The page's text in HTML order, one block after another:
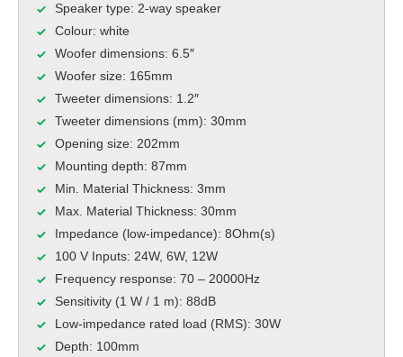
Speaker type: 2-way speaker
Colour: white
Woofer dimensions: 6.5″
Woofer size: 165mm
Tweeter dimensions: 1.2″
Tweeter dimensions (mm): 30mm
Opening size: 202mm
Mounting depth: 87mm
Min. Material Thickness: 3mm
Max. Material Thickness: 30mm
Impedance (low-impedance): 8Ohm(s)
100 V Inputs: 24W, 6W, 12W
Frequency response: 70 – 20000Hz
Sensitivity (1 W / 1 m): 88dB
Low-impedance rated load (RMS): 30W
Depth: 100mm